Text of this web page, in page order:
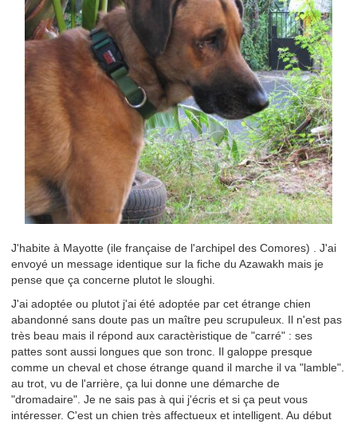
J'habite à Mayotte (ile française de l'archipel des Comores) . J'ai
envoyé un message identique sur la fiche du Azawakh mais je
pense que ça concerne plutot le sloughi.
J'ai adoptée ou plutot j'ai été adoptée par cet étrange chien
abandonné sans doute pas un maître peu scrupuleux. Il n'est pas
très beau mais il répond aux caractèristique de "carré" : ses
pattes sont aussi longues que son tronc. Il galoppe presque
comme un cheval et chose étrange quand il marche il va "lamble".
au trot, vu de l'arrière, ça lui donne une démarche de
"dromadaire". Je ne sais pas à qui j'écris et si ça peut vous
intéresser. C'est un chien très affectueux et intelligent. Au début